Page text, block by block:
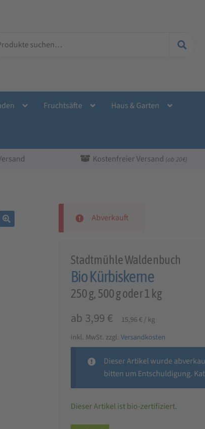
Fruchtsäfte Haus & Garten
Kostenfreier Versand (ab 20 €)
Abverkauft
Stadtmühle Waldenbuch
Bio Kürbiskerne
250 g, 500 g oder 1 kg
ab 3,99 € 15,96 € /kg
inkl. MwSt. zzgl. Versandkosten
Dieser Artikel wurde
bitten um Entschuldigung.
Dieser Artikel ist bio-zertifiziert.